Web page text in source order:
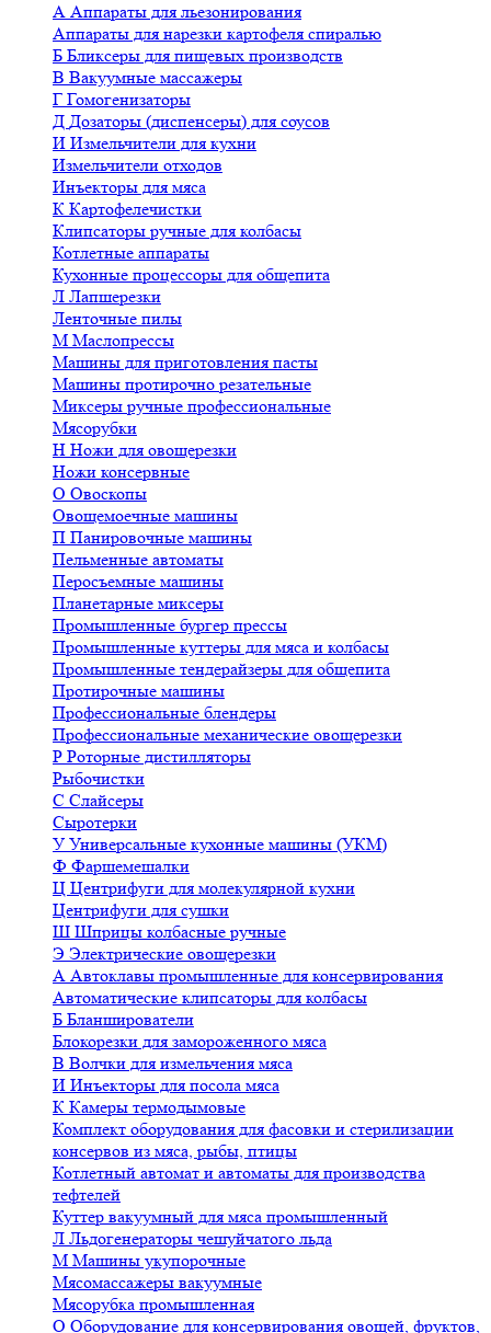
А Аппараты для льезонирования
Аппараты для нарезки картофеля спиралью
Б Бликсеры для пищевых производств
В Вакуумные массажеры
Г Гомогенизаторы
Д Дозаторы (диспенсеры) для соусов
И Измельчители для кухни
Измельчители отходов
Инъекторы для мяса
К Картофелечистки
Клипсаторы ручные для колбасы
Котлетные аппараты
Кухонные процессоры для общепита
Л Лапшерезки
Ленточные пилы
М Маслопрессы
Машины для приготовления пасты
Машины протирочно резательные
Миксеры ручные профессиональные
Мясорубки
Н Ножи для овощерезки
Ножи консервные
О Овоскопы
Овощемоечные машины
П Панировочные машины
Пельменные автоматы
Перосъемные машины
Планетарные миксеры
Промышленные бургер прессы
Промышленные куттеры для мяса и колбасы
Промышленные тендерайзеры для общепита
Протирочные машины
Профессиональные блендеры
Профессиональные механические овощерезки
Р Роторные дистилляторы
Рыбочистки
С Слайсеры
Сыротерки
У Универсальные кухонные машины (УКМ)
Ф Фаршемешалки
Ц Центрифуги для молекулярной кухни
Центрифуги для сушки
Ш Шприцы колбасные ручные
Э Электрические овощерезки
А Автоклавы промышленные для консервирования
Автоматические клипсаторы для колбасы
Б Бланширователи
Блокорезки для замороженного мяса
В Волчки для измельчения мяса
И Инъекторы для посола мяса
К Камеры термодымовые
Комплект оборудования для фасовки и стерилизации
консервов из мяса, рыбы, птицы
Котлетный автомат и автоматы для производства
тефтелей
Куттер вакуумный для мяса промышленный
Л Льдогенераторы чешуйчатого льда
М Машины укупорочные
Мясомассажеры вакуумные
Мясорубка промышленная
О Оборудование для консервирования овощей, фруктов,